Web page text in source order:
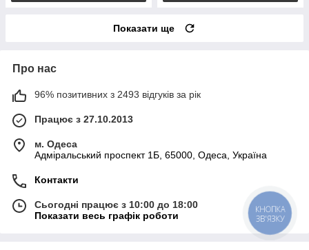
Показати ще
Про нас
96% позитивних з 2493 відгуків за рік
Працює з 27.10.2013
м. Одеса
Адміральський проспект 1Б, 65000, Одеса, Україна
Контакти
Сьогодні працює з 10:00 до 18:00
Показати весь графік роботи
КНОПКА
ЗВ'ЯЗКУ